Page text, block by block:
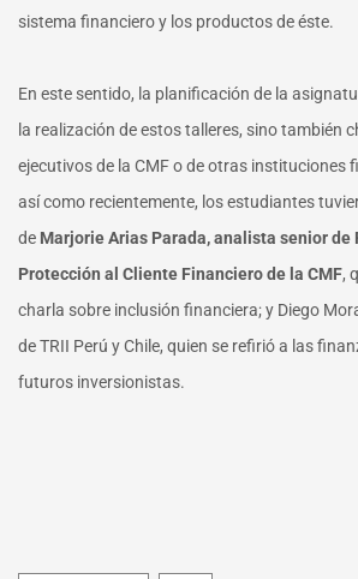
sistema financiero y los productos de éste.
En este sentido, la planificación de la
la realización de estos talleres, sino también
ejecutivos de la CMF o de otras instituciones
así como recientemente, los estudiantes
de Marjorie Arias Parada, analista senior de
Protección al Cliente Financiero de la CMF,
charla sobre inclusión financiera; y Diego
de TRII Perú y Chile, quien se refirió a las
futuros inversionistas.